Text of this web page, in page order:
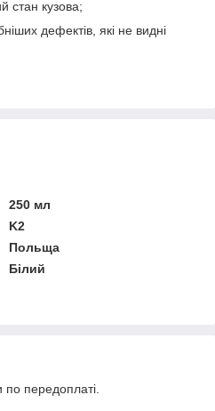
стан кузова;
дефектів, які не видні
250 мл
K2
Польща
Білий
по передоплаті.